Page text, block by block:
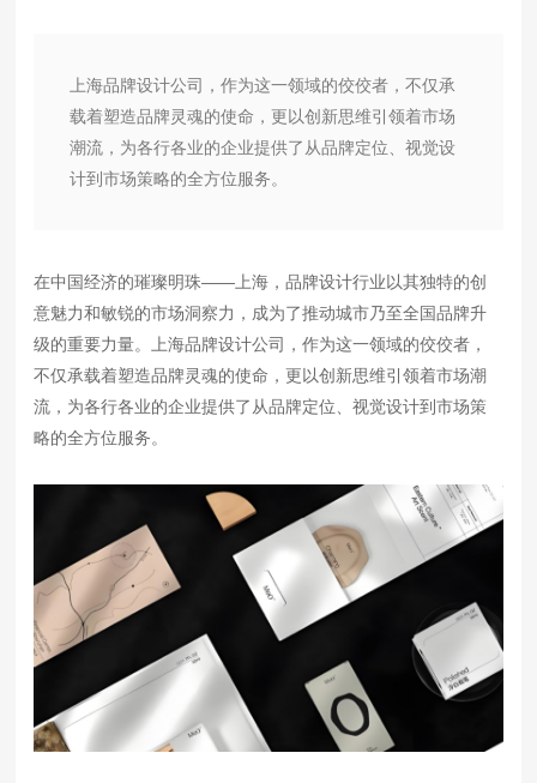
上海品牌设计公司，作为这一领域的佼佼者，不仅承
载着塑造品牌灵魂的使命，更以创新思维引领着市场
潮流，为各行各业的企业提供了从品牌定位、视觉设
计到市场策略的全方位服务。
在中国经济的璀璨明珠——上海，品牌设计行业以其独特的创
意魅力和敏锐的市场洞察力，成为了推动城市乃至全国品牌升
级的重要力量。上海品牌设计公司，作为这一领域的佼佼者，
不仅承载着塑造品牌灵魂的使命，更以创新思维引领着市场潮
流，为各行各业的企业提供了从品牌定位、视觉设计到市场策
略的全方位服务。